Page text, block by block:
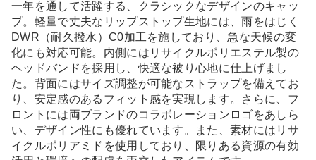
一年を通して活躍する、クラシックなデザインのキャッ
プ。軽量で丈夫なリップストップ生地には、雨をはじく
DWR（耐久撥水）C0加工を施しており、急な天候の変
化にも対応可能。内側にはリサイクルポリエステル製の
ヘッドバンドを採用し、快適な被り心地に仕上げまし
た。背面にはサイズ調整が可能なストラップを備えてお
り、安定感のあるフィット感を実現します。さらに、フ
ロントには両ブランドのコラボレーションロゴをあしら
い、デザイン性にも優れています。また、素材にはリサ
イクルポリアミドを使用しており、限りある資源の有効